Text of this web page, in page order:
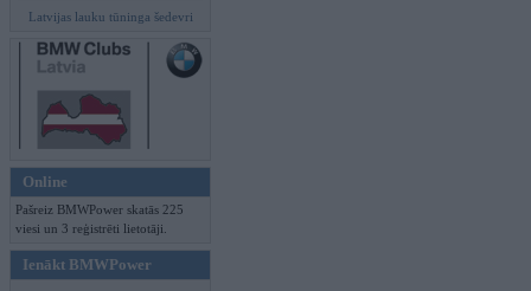
Latvijas lauku tūninga šedevri
Online
Pašreiz BMWPower skatās 225
viesi un 3 reģistrēti lietotāji.
Ienākt BMWPower